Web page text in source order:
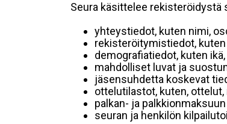
Seura käsittelee rekisteröidystä
yhteystiedot, kuten nimi,
rekisteröitymistiedot,
demografiatiedot, kuten
mahdolliset luvat ja
jäsensuhdetta koskevat
ottelutilastot, kuten,
palkan- ja
seuran ja henkilön